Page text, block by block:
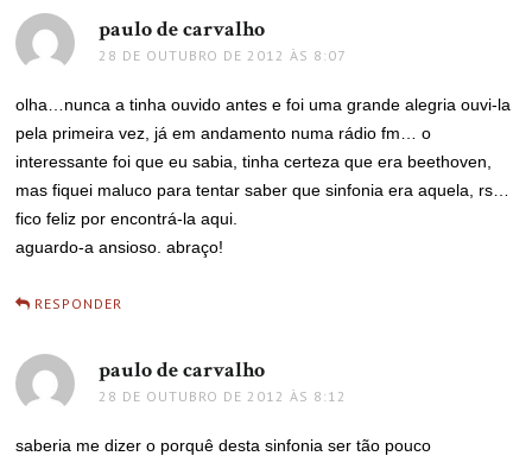
paulo de carvalho
28 DE OUTUBRO DE 2012 ÀS 8:07
olha…nunca a tinha ouvido antes e foi uma grande alegria ouvi-la
pela primeira vez, já em andamento numa rádio fm… o
interessante foi que eu sabia, tinha certeza que era beethoven,
mas fiquei maluco para tentar saber que sinfonia era aquela, rs…
fico feliz por encontrá-la aqui.
aguardo-a ansioso. abraço!
RESPONDER
paulo de carvalho
28 DE OUTUBRO DE 2012 ÀS 8:12
saberia me dizer o porquê desta sinfonia ser tão pouco